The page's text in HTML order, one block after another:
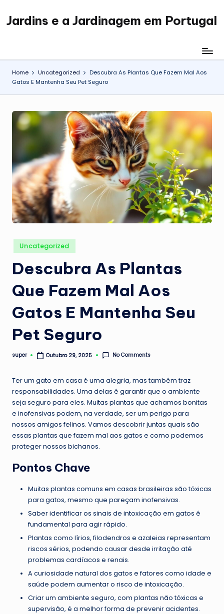
SkipJardins e a Jardinagem em Portugal
Jardinagem
Home Uncategorized
Descubra As Plantas Que Fazem Mal Aos
Gatos E Mantenha Seu Pet Seguro
Posted
in
Uncategorized
Descubra As Plantas
Que Fazem Mal Aos
Gatos E Mantenha Seu
Pet Seguro
Posted
super Outubro 29, 2025 No Comments
Ter um gato em casa é uma alegria, mas também traz
responsabilidades. Uma delas é garantir que o ambiente
seja seguro para eles. Muitas plantas que achamos bonitas
e inofensivas podem, na verdade, ser um perigo para
nossos amigos felinos. Vamos descobrir juntas quais são
essas plantas que fazem mal aos gatos e como podemos
proteger nossos bichanos.
Pontos Chave
Muitas plantas comuns em casas brasileiras são tóxicas
para gatos, mesmo que pareçam inofensivas.
Saber identificar os sinais de intoxicação em gatos é
fundamental para agir rápido.
Plantas como lírios, filodendros e azaleias representam
riscos sérios, podendo causar desde irritação até
problemas cardíacos e renais.
A curiosidade natural dos gatos e fatores como idade e
saúde podem aumentar o risco de intoxicação.
Criar um ambiente seguro, com plantas não tóxicas e
supervisão, é a melhor forma de prevenir acidentes.